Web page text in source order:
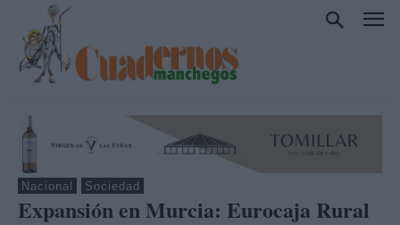
Nacional Sociedad
Expansión en Murcia: Eurocaja Rural